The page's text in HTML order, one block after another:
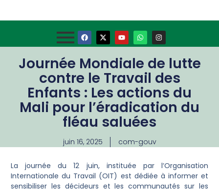
Journée Mondiale de lutte
contre le Travail des
Enfants : Les actions du
Mali pour l’éradication du
fléau saluées
juin 16, 2025 com-gouv
La journée du 12 juin, instituée par l’Organisation
Internationale du Travail (OIT) est dédiée à informer et
sensibiliser les décideurs et les communautés sur les